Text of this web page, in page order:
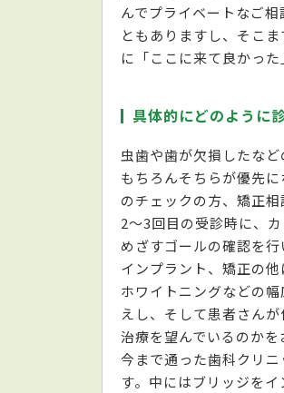
んでプライベートなご
ともありますし、そこ
に「ここに来て良かっ
具体的にどのように
虫歯や歯が欠損したなど
もちろんそちらが優先
のチェックの方、矯正
2〜3回目の受診時に、
めざすゴールの確認を
インプラント、矯正の
ホワイトニングなどの
えし、そして患者さん
治療を望んでいるのか
今まで通った歯科クリ
す。中にはブリッジを